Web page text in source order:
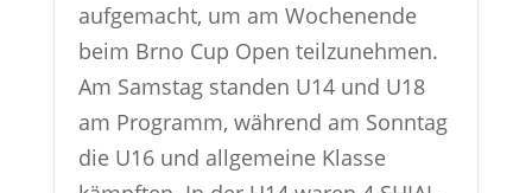
aufgemacht, um am Wochenende
beim Brno Cup Open teilzunehmen.
Am Samstag standen U14 und U18
am Programm, während am Sonntag
die U16 und allgemeine Klasse